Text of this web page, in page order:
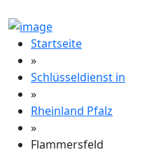
Startseite
»
Schlüsseldienst in
»
Rheinland Pfalz
»
Flammersfeld